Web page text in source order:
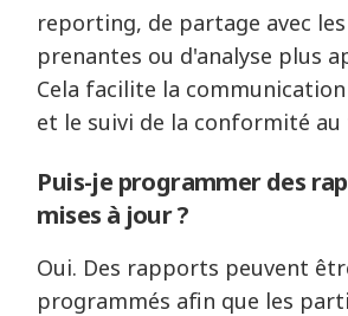
reporting, de partage avec
prenantes ou d'analyse plus
Cela facilite la
et le suivi de la conformité
Puis-je programmer des
mises à jour ?
Oui. Des rapports peuvent
programmés afin que les